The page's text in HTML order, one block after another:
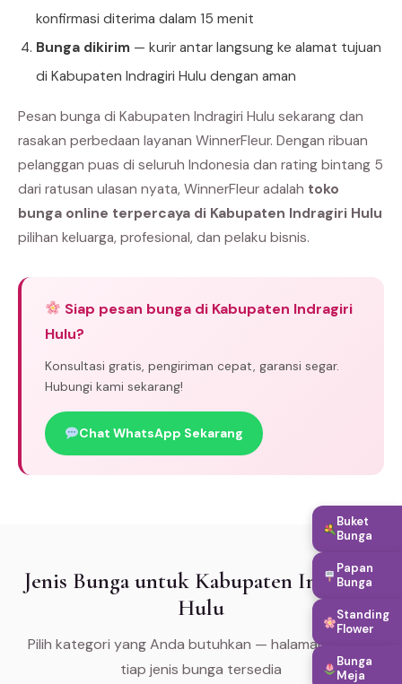
konfirmasi diterima dalam 15 menit
Bunga dikirim — kurir antar langsung ke alamat tujuan
di Kabupaten Indragiri Hulu dengan aman
Pesan bunga di Kabupaten Indragiri Hulu sekarang dan
rasakan perbedaan layanan WinnerFleur. Dengan ribuan
pelanggan puas di seluruh Indonesia dan rating bintang 5
dari ratusan ulasan nyata, WinnerFleur adalah toko
bunga online terpercaya di Kabupaten Indragiri Hulu
pilihan keluarga, profesional, dan pelaku bisnis.
Siap pesan bunga di Kabupaten Indragiri
Hulu?
Konsultasi gratis, pengiriman cepat, garansi segar.
Hubungi kami sekarang!
Chat WhatsApp Sekarang
Jenis Bunga untuk Kabupaten Indragiri
Hulu
Pilih kategori yang Anda butuhkan — halaman khusus
tiap jenis bunga tersedia
Buket
Bunga
Papan
Bunga
Standing
Flower
Bunga
Meja